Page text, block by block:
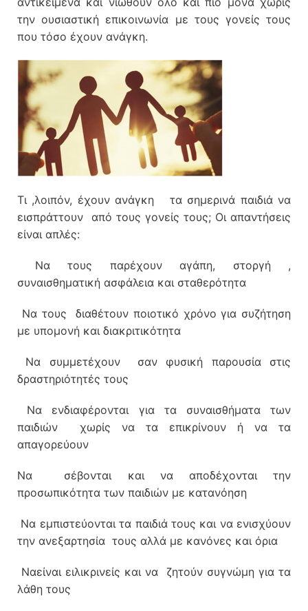
την ουσιαστική επικοινωνία με τους γονείς τους
που τόσο έχουν ανάγκη.
Τι ,λοιπόν, έχουν ανάγκη τα σημερινά παιδιά να
εισπράττουν από τους γονείς τους; Οι απαντήσεις
είναι απλές:
Να τους παρέχουν αγάπη, στοργή ,
συναισθηματική ασφάλεια και σταθερότητα
Να τους διαθέτουν ποιοτικό χρόνο για συζήτηση
με υπομονή και διακριτικότητα
Να συμμετέχουν σαν φυσική παρουσία στις
δραστηριότητές τους
Να ενδιαφέρονται για τα συναισθήματα των
παιδιών χωρίς να τα επικρίνουν ή να τα
απαγορεύουν
Να σέβονται και να αποδέχονται την
προσωπικότητα των παιδιών με κατανόηση
Να εμπιστεύονται τα παιδιά τους και να ενισχύουν
την ανεξαρτησία τους αλλά με κανόνες και όρια
Ναείναι ειλικρινείς και να ζητούν συγνώμη για τα
λάθη τους